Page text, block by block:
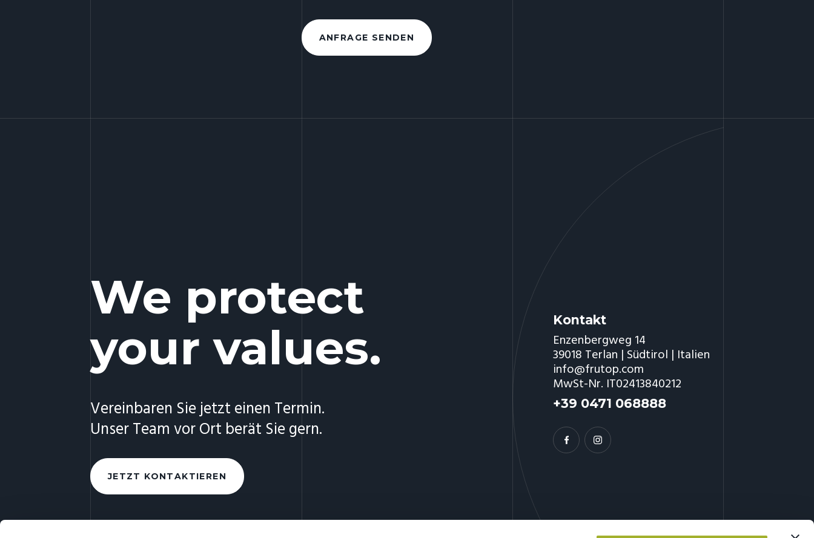
ANFRAGE SENDEN
We protect
your values.
Vereinbaren Sie jetzt einen Termin.
Unser Team vor Ort berät Sie gern.
JETZT KONTAKTIEREN
Kontakt
Enzenbergweg 14
39018 Terlan | Südtirol | Italien
info@frutop.com
MwSt-Nr. IT02413840212
+39 0471 068888